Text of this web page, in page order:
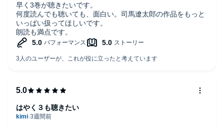
早く3巻が聴きたいです。
何度読んでも聴いても、面白い。司馬遼太郎の作品をもっと
いっぱい扱ってほしいです。
朗読も満点です。
はやく３も聴きたい